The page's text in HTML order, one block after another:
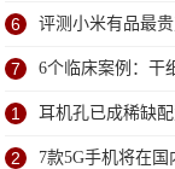
6 评测小米有品最
7 6个临床案例：干
究
1 耳机孔已成稀缺
2 7款5G手机将在